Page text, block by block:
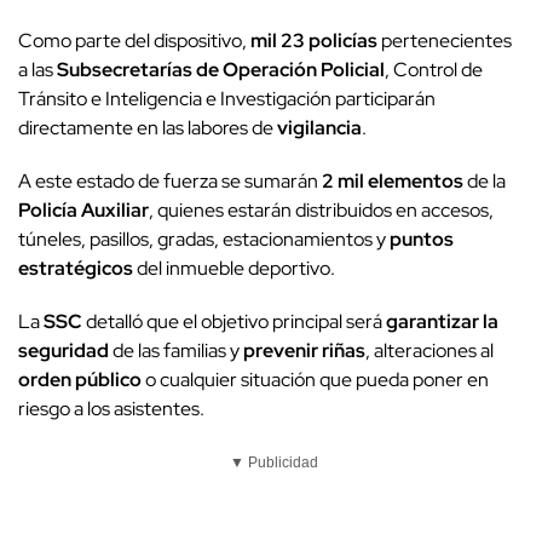
Como parte del dispositivo,mil 23 policíaspertenecientes
a lasSubsecretarías de Operación Policial, Control de
Tránsito e Inteligencia e Investigación participarán
directamente en las labores devigilancia.
A este estado de fuerza se sumarán 2 mil elementosde la
Policía Auxiliar, quienes estarán distribuidos en accesos,
túneles, pasillos, gradas, estacionamientos ypuntos
estratégicosdel inmueble deportivo.
LaSSCdetalló que el objetivo principal serágarantizar la
seguridadde las familias yprevenir riñas, alteraciones al
orden públicoo cualquier situación que pueda poner en
riesgo a los asistentes.
▼ Publicidad